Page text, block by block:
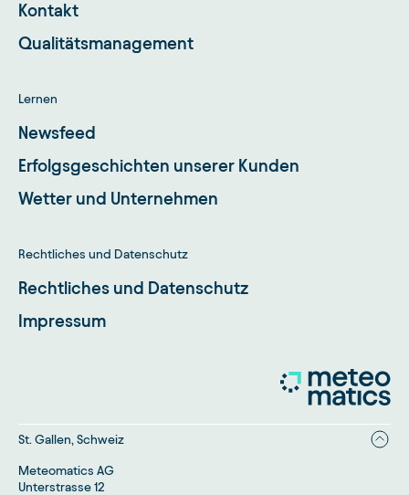
Kontakt
Qualitätsmanagement
Lernen
Newsfeed
Erfolgsgeschichten unserer Kunden
Wetter und Unternehmen
Rechtliches und Datenschutz
Rechtliches und Datenschutz
Impressum
St. Gallen, Schweiz
Meteomatics AG
Unterstrasse 12